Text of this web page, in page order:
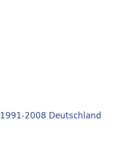
1991-2008 Deutschland